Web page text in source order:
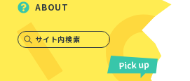
ABOUT
サイト内検索